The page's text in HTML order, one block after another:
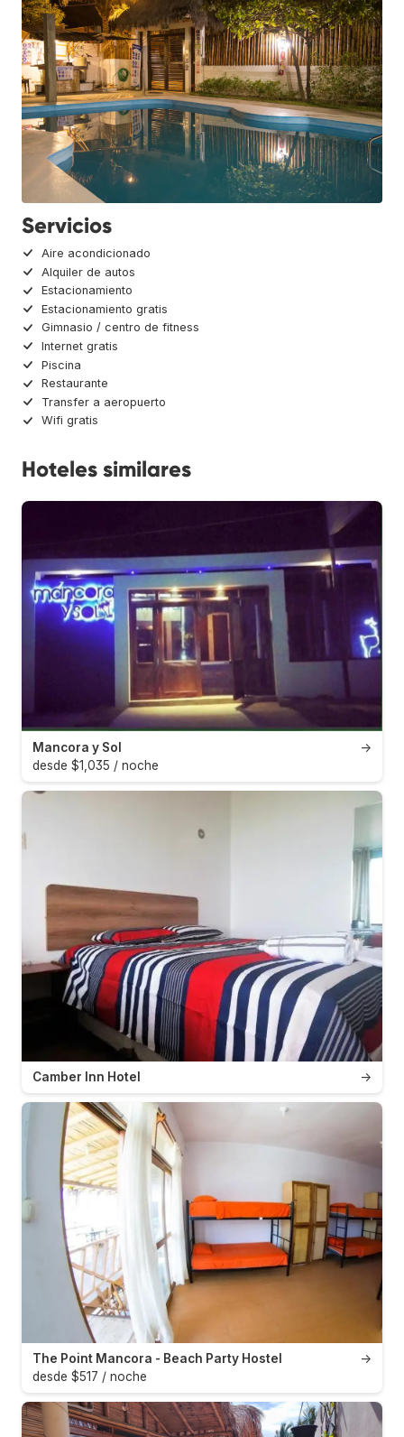
Servicios
Aire acondicionado
Alquiler de autos
Estacionamiento
Estacionamiento gratis
Gimnasio / centro de fitness
Internet gratis
Piscina
Restaurante
Transfer a aeropuerto
Wifi gratis
Hoteles similares
→
Mancora y Sol
desde $1,035 / noche
→
Camber Inn Hotel
→
The Point Mancora - Beach Party Hostel
desde $517 / noche